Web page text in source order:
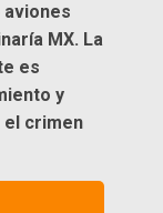
MX. La
es
y
el crimen